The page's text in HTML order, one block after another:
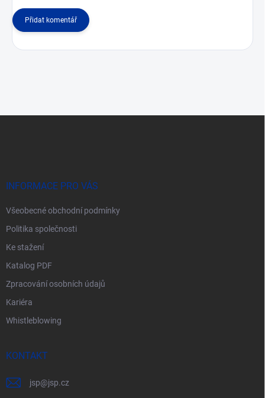
Přidat komentář
INFORMACE PRO VÁS
Všeobecné obchodní podmínky
Politika společnosti
Ke stažení
Katalog PDF
Zpracování osobních údajů
Kariéra
Whistleblowing
KONTAKT
jsp@jsp.cz